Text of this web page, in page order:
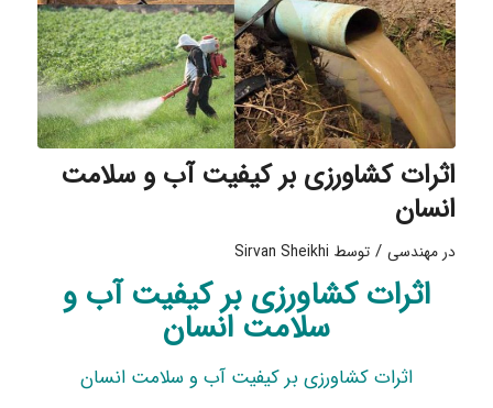
اثرات کشاورزی بر کیفیت آب و سلامت
انسان
در مهندسی / توسط Sirvan Sheikhi
اثرات کشاورزی بر کیفیت آب و
سلامت انسان
اثرات کشاورزی بر کیفیت آب و سلامت انسان